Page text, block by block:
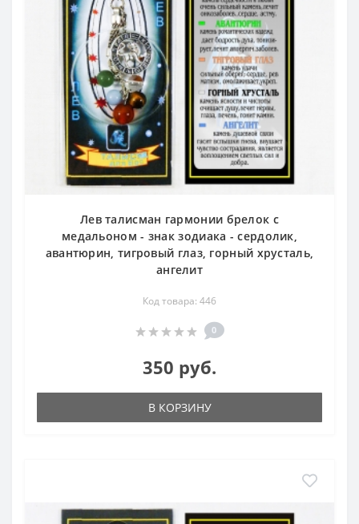
Лев талисман гармонии брелок с
медальоном - знак зодиака - сердолик,
авантюрин, тигровый глаз, горный хрусталь,
ангелит
Код товара: 446
0
350 руб.
В КОРЗИНУ